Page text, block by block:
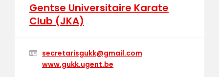
Gentse Universitaire Karate
Club (JKA)
secretarisgukk@gmail.com
www.gukk.ugent.be